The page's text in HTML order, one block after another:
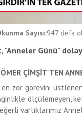
Sayısı:947 defa
"Anneler Günü"
ÇİMŞİT'TEN
zor görevini
ölçülemeyen,
varlıklarımız